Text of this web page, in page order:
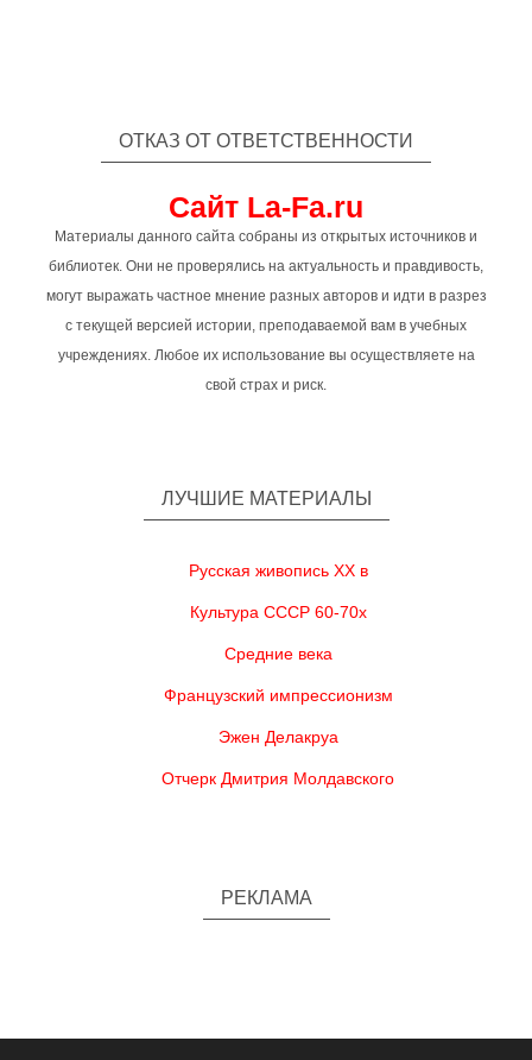
ОТКАЗ ОТ ОТВЕТСТВЕННОСТИ
Сайт La-Fa.ru
Материалы данного сайта собраны из открытых источников и
библиотек. Они не проверялись на актуальность и правдивость,
могут выражать частное мнение разных авторов и идти в разрез
с текущей версией истории, преподаваемой вам в учебных
учреждениях. Любое их использование вы осуществляете на
свой страх и риск.
ЛУЧШИЕ МАТЕРИАЛЫ
Русская живопись XX в
Культура СССР 60-70х
Средние века
Французский импрессионизм
Эжен Делакруа
Отчерк Дмитрия Молдавского
РЕКЛАМА